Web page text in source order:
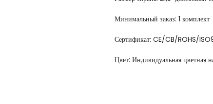
Минимальный заказ: 1 комплект
Сертификат: CE/CB/ROHS/
Цвет: Индивидуальная цветная